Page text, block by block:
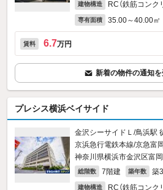
建物構造 RC（鉄筋コンク
専有面積 35.00～40.00㎡
賃料 6.7万円
新着の物件の通知
プレシス横浜ベイサイド
金沢シーサイドＬ/鳥浜駅
京浜急行電鉄本線/京急富
神奈川県横浜市金沢区富
総階数 7階建 築年数 築
建物構造 RC（鉄筋コンク